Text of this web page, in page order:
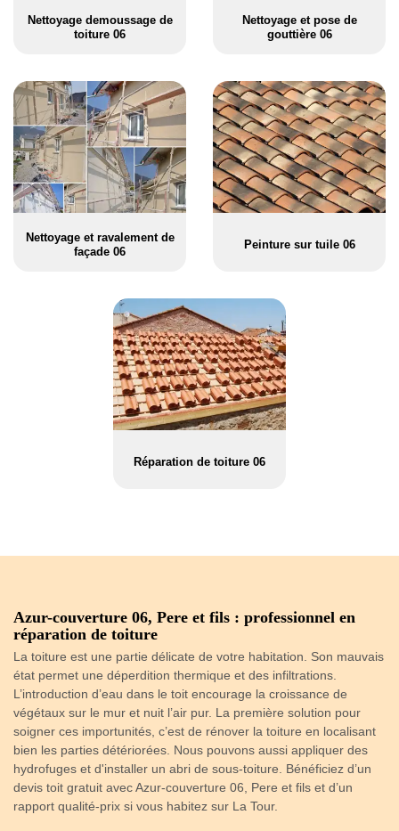
Nettoyage demoussage de
toiture 06
Nettoyage et pose de
gouttière 06
Nettoyage et ravalement de
façade 06
Peinture sur tuile 06
Réparation de toiture 06
Azur-couverture 06, Pere et fils : professionnel en
réparation de toiture
La toiture est une partie délicate de votre habitation. Son mauvais
état permet une déperdition thermique et des infiltrations.
L’introduction d’eau dans le toit encourage la croissance de
végétaux sur le mur et nuit l’air pur. La première solution pour
soigner ces importunités, c’est de rénover la toiture en localisant
bien les parties détériorées. Nous pouvons aussi appliquer des
hydrofuges et d'installer un abri de sous-toiture. Bénéficiez d’un
devis toit gratuit avec Azur-couverture 06, Pere et fils et d’un
rapport qualité-prix si vous habitez sur La Tour.